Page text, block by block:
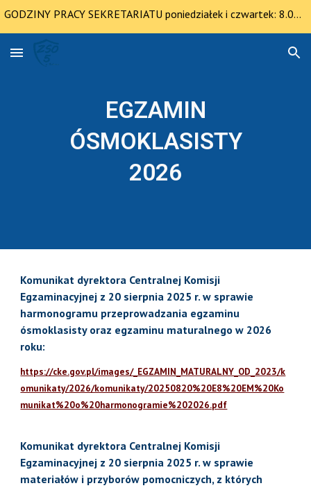
GODZINY PRACY SEKRETARIATU poniedziałek i czwartek: 8.00-12.30 pozostałe dni 8.00-14.00
EGZAMIN
ÓSMOKLASISTY
2026
Komunikat dyrektora Centralnej Komisji
Egzaminacyjnej z 20 sierpnia 2025 r. w sprawie
harmonogramu przeprowadzania egzaminu
ósmoklasisty oraz egzaminu maturalnego w 2026
roku:
https://cke.gov.pl/images/_EGZAMIN_MATURALNY_OD_2023/k
omunikaty/2026/komunikaty/20250820%20E8%20EM%20Ko
munikat%20o%20harmonogramie%202026.pdf
Komunikat dyrektora Centralnej Komisji
Egzaminacyjnej z 20 sierpnia 2025 r. w sprawie
materiałów i przyborów pomocniczych, z których